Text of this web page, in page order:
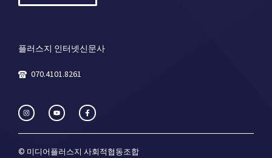
플러스지 인터넷신문사
070.4101.8261
© 미디어플러스지 사회적협동조합